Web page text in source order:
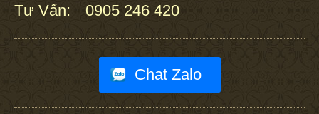
Tư Vấn: 0905 246 420
Chat Zalo